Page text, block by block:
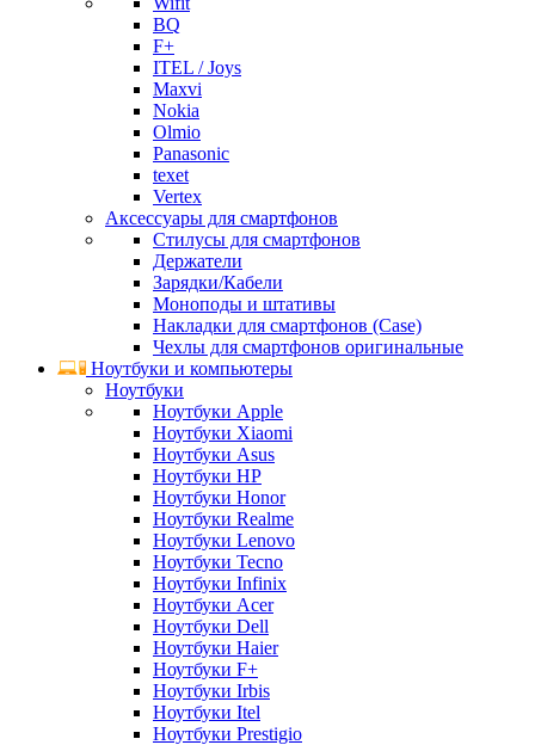
BQ
F+
ITEL / Joys
Maxvi
Nokia
Olmio
Panasonic
texet
Vertex
Аксессуары для смартфонов
Стилусы для смартфонов
Держатели
Зарядки/Кабели
Моноподы и штативы
Накладки для смартфонов (Case)
Чехлы для смартфонов оригинальные
Ноутбуки и компьютеры
Ноутбуки
Ноутбуки Apple
Ноутбуки Xiaomi
Ноутбуки Asus
Ноутбуки HP
Ноутбуки Honor
Ноутбуки Realme
Ноутбуки Lenovo
Ноутбуки Tecno
Ноутбуки Infinix
Ноутбуки Acer
Ноутбуки Dell
Ноутбуки Haier
Ноутбуки F+
Ноутбуки Irbis
Ноутбуки Itel
Ноутбуки Prestigio